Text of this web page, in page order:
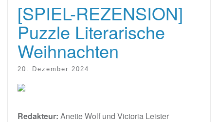
[SPIEL-REZENSION]
Puzzle Literarische
Weihnachten
20. Dezember 2024
Redakteur: Anette Wolf und Victoria Leister